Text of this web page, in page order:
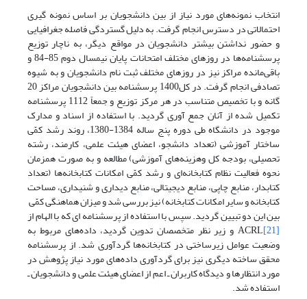
انتخاب نمونه‌های مورد نیاز از بین دانشجویان بر اساس نمونه گیری
احتمالاتی در دسترس انجام گرفت. به دلیل گستردگی فاصله جغرافیایی
و حضور نداشتن بیشتر دانشجویان در مواقع دیگر، به ناچار توزیع
پرسشنامه‌ها در روزهای مختلف امتحانات پایان نیمسال دوم 85-84 و
باقی‌مانده مراکز نیز در روزهای مختلف ثبت نام دانشجویان و به شیوه
تصادفی انجام گرفت. در کل1400 پرسشنامه بین دانشجویان مراکز 20
گانه و با تخصیص متناسب در هر مرکز توزیع و جمعاً 1112 پرسشنامه
تکمیل شده از آنان جمع آوری گردید. با استفاده از اسناد و مدارک
موجود در دانشگاه طی دوره پنج‌ ساله 1384-1380، روند رشد کمّی
ساختار آموزشی (تعداد دانشجو، اعضای‌ هیئت علمی، کارمند‌، رشته
تحصیلی، بودجه کل و‌هزینه‌های آموزشی) مطالعه و به صورت‌ همزمان
نحوه فعالیت نظام کتابخانه‌ای و رشد کمّی امکانات کتابخانه‌ها (تعداد
کتابدار، منابع چاپی، منابع دیجیتالی، منابع دیداری و شنیداری، مساحت
کتابخانه و سایر امکانات کتابخانه) نیز بررسی شد و میزان ‌هماهنگی کمّی
بین این دو تبیین گردید. سپس با استفاده از پرسشنامه ای که با الهام از
[21] ACRL و زیر نظر متخصصان تدوین گردید، داده‌های مربوط به
وضعیت عوامل زیرساختی در کتابخانه‌ها گردآوری شد. از پرسشنامه
محقق ساخته دیگری نیز برای گردآوری داده‌های مورد نیاز پژوهش در
مورد انتظارها و دیدگاه کاربران ـ اعم از اعضای‌ هیئت علمی و دانشجویان ـ
استفاده شد.